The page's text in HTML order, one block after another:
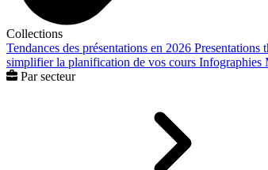
Collections
Tendances des présentations en 2026 Presentations
simplifier la planification de vos cours Infographies
Par secteur